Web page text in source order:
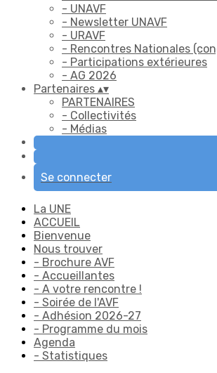
- UNAVF
- Newsletter UNAVF
- URAVF
- Rencontres Nationales
- Participations extérieures
- AG 2026
Partenaires ▴▾
PARTENAIRES
- Collectivités
- Médias
Se connecter
La UNE
ACCUEIL
Bienvenue
Nous trouver
- Brochure AVF
- Accueillantes
- A votre rencontre !
- Soirée de l'AVF
- Adhésion 2026-27
- Programme du mois
Agenda
- Statistiques